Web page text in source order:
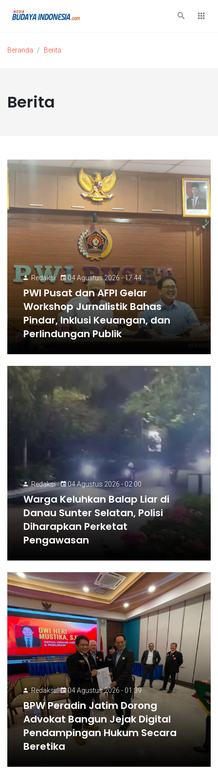
Beranda Berita
Berita
Redaksi 04 Agustus 2026 - 17:44
PWI Pusat dan AFPI Gelar
Workshop Jurnalistik Bahas
Pindar, Inklusi Keuangan, dan
Perlindungan Publik
Redaksi 04 Agustus 2026 - 02:00
Warga Keluhkan Balap Liar di
Danau Sunter Selatan, Polisi
Diharapkan Perketat
Pengawasan
Redaksi 04 Agustus 2026 - 01:39
BPW Peradin Jatim Dorong
Advokat Bangun Jejak Digital
Pendampingan Hukum Secara
Beretika